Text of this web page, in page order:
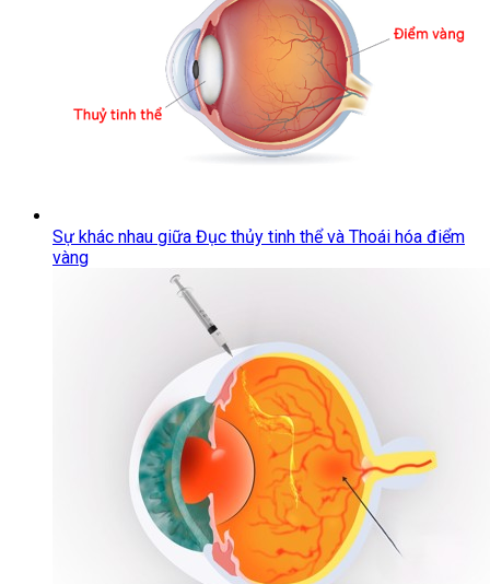
Sự khác nhau giữa Đục thủy tinh thể và Thoái hóa điểm
vàng